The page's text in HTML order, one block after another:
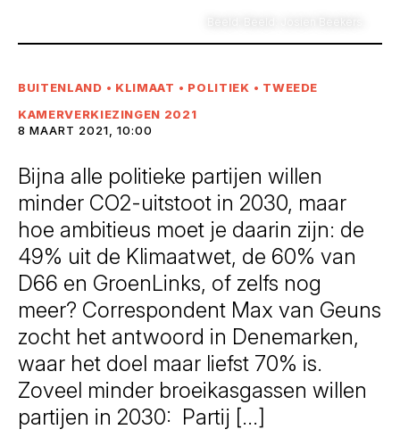
BUITENLAND • KLIMAAT • POLITIEK • TWEEDE
KAMERVERKIEZINGEN 2021
8 MAART 2021, 10:00
Bijna alle politieke partijen willen
minder CO2-uitstoot in 2030, maar
hoe ambitieus moet je daarin zijn: de
49% uit de Klimaatwet, de 60% van
D66 en GroenLinks, of zelfs nog
meer? Correspondent Max van Geuns
zocht het antwoord in Denemarken,
waar het doel maar liefst 70% is.
Zoveel minder broeikasgassen willen
partijen in 2030: Partij […]